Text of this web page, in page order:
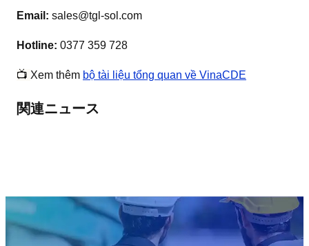
Email: sales@tgl-sol.com
Hotline: 0377 359 728
📺 Xem thêm bộ tài liệu tổng quan về VinaCDE
関連ニュース